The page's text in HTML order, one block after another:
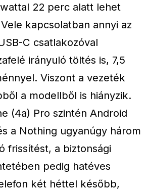
22 perc alatt lehet
kapcsolatban annyi az
C csatlakozóval
irányuló töltés is, 7,5
Viszont a vezeték
a modellből is hiányzik.
(4a) Pro szintén Android
a Nothing ugyanúgy három
frissítést, a biztonsági
pedig hatéves
két héttel később,